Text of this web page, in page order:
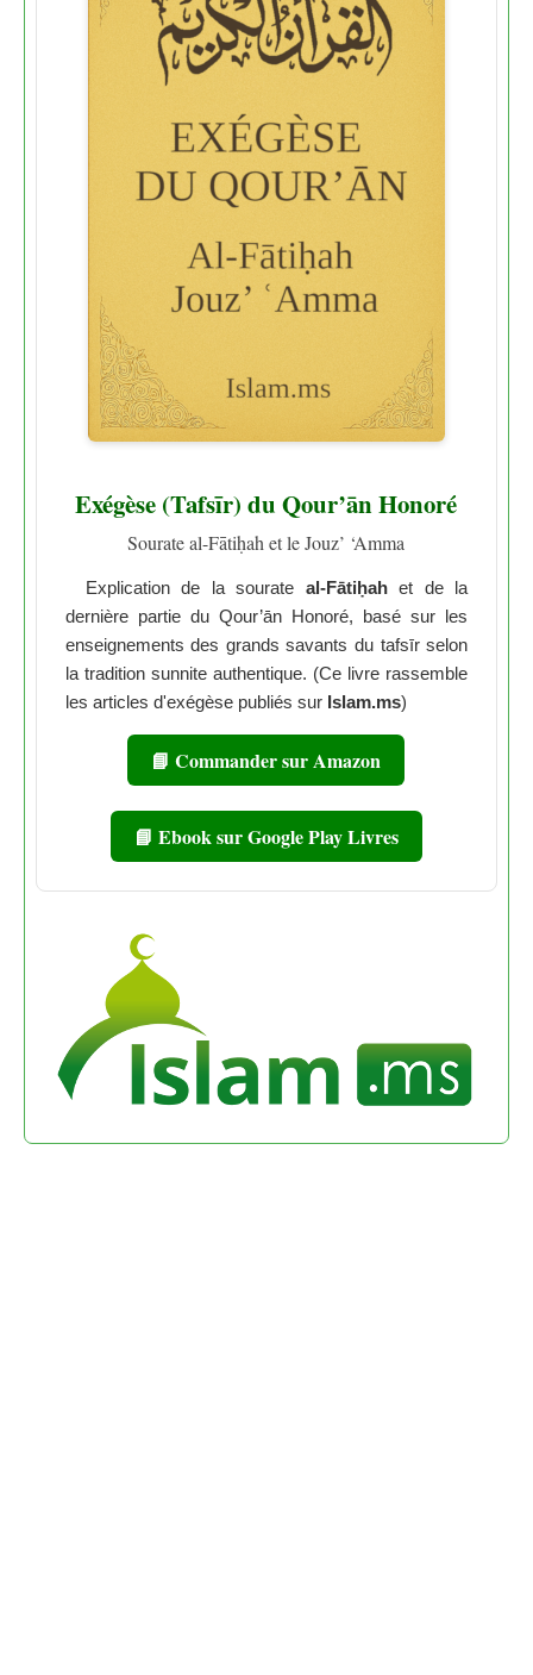
Exégèse (Tafsīr) du Qour’ān Honoré
Sourate al-Fātiḥah et le Jouz’ ‘Amma
Explication de la sourate al-Fātiḥahet de la
dernière partie du Qour’ān Honoré, basé sur les
enseignements des grands savants du tafsīr selon
la tradition sunnite authentique. (Ce livre rassemble
les articles d'exégèse publiés sur Islam.ms)
📘 Commander sur Amazon
📘 Ebook sur Google Play Livres